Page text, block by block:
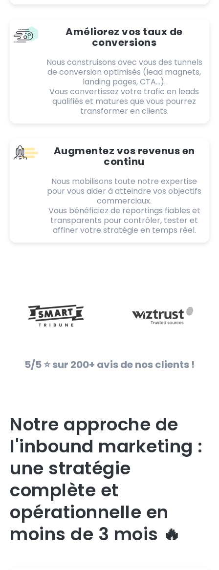
Améliorez vos taux de
conversions
Nous construisons avec vous des tunnels
de conversion optimisés (lead magnets,
landing pages, CTA...).
Vous convertissez votre trafic en leads
qualifiés et matures que vous pourrez
transformer en clients.
Augmentez vos revenus en
continu
Nous mobilisons toute notre expertise
pour vous aider à atteindre vos objectifs
commerciaux.
Vous bénéficiez de reportings fiables et
transparents pour contrôler, tester et
affiner votre stratégie en temps réel.
5/5 ⭐️ sur 200+ avis de nos clients !
Notre approche de
l'inbound marketing :
une stratégie
complète et
opérationnelle en
moins de 3 mois 🔥